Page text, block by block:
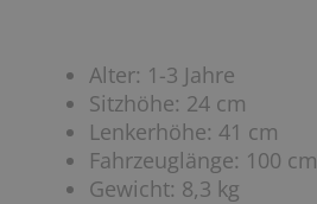
Alter: 1-3 Jahre
Sitzhöhe: 24 cm
Lenkerhöhe: 41 cm
Fahrzeuglänge: 100 cm
Gewicht: 8,3 kg